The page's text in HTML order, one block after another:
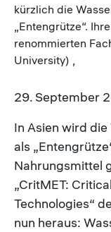
kürzlich die
„Entengrütze“.
renommierten
University) ,
29. September
In Asien wird
als
Nahrungsmittel
„CritMET:
Technologies“
nun heraus: